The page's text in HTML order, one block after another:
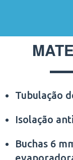
Tubulação
Isolação
Buchas 6